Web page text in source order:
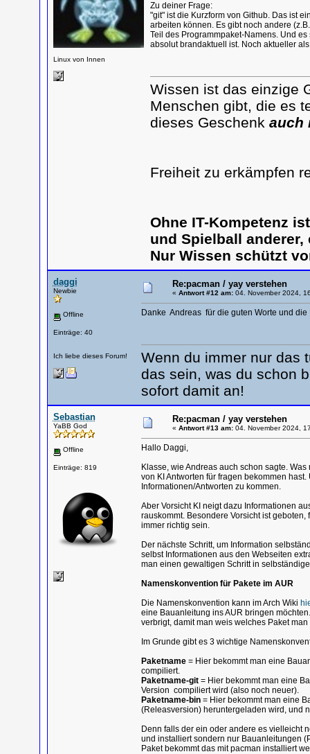
Linux von Innen
Zu deiner Frage:
"git" ist die Kurzform von Github. Das ist
arbeiten können. Es gibt noch andere
Teil des Programmpaket-Namens. Und
absolut brandaktuell ist. Noch aktueller
Wissen ist das einzige
Menschen gibt, die es
dieses Geschenk auch
Freiheit zu erkämpfen
Ohne IT-Kompetenz
und Spielball anderer,
Nur Wissen schützt
daggi
Newbie
Offline
Einträge: 40
Ich liebe dieses Forum!
Re:pacman / yay verstehen
« Antwort #12 am:04. November 2024,
Danke Andreas für die guten Worte und die
Wenn du immer nur das
das sein, was du schon
sofort damit an!
Sebastian
YaBB God
Offline
Einträge: 819
Re:pacman / yay verstehen
« Antwort #13 am:04. November 2024,
Hallo Daggi,
Klasse, wie Andreas auch schon sagte.
von KI Antworten für fragen bekommen
Informationen/Antworten zu kommen.
Aber Vorsicht KI neigt dazu Informationen
rauskommt. Besondere Vorsicht ist
immer richtig sein.
Der nächste Schritt, um Information
selbst Informationen aus den Webseiten
man einen gewaltigen Schritt in
Namenskonvention für Pakete im AUR
Die Namenskonvention kann im Arch Wiki
eine Bauanleitung ins AUR bringen
verbrigt, damit man weis welches Paket
Im Grunde gibt es 3 wichtige
Paketname= Hier bekommt man eine
compiliert.
Paketname-git = Hier bekommt man eine
Version compiliert wird (also noch neuer).
Paketname-bin= Hier bekommt man eine
(Releasversion) heruntergeladen wird, und
Denn falls der ein oder andere es vielleicht
und installiert sondern nur Bauanleitungen
Paket bekommt das mit pacman installiert